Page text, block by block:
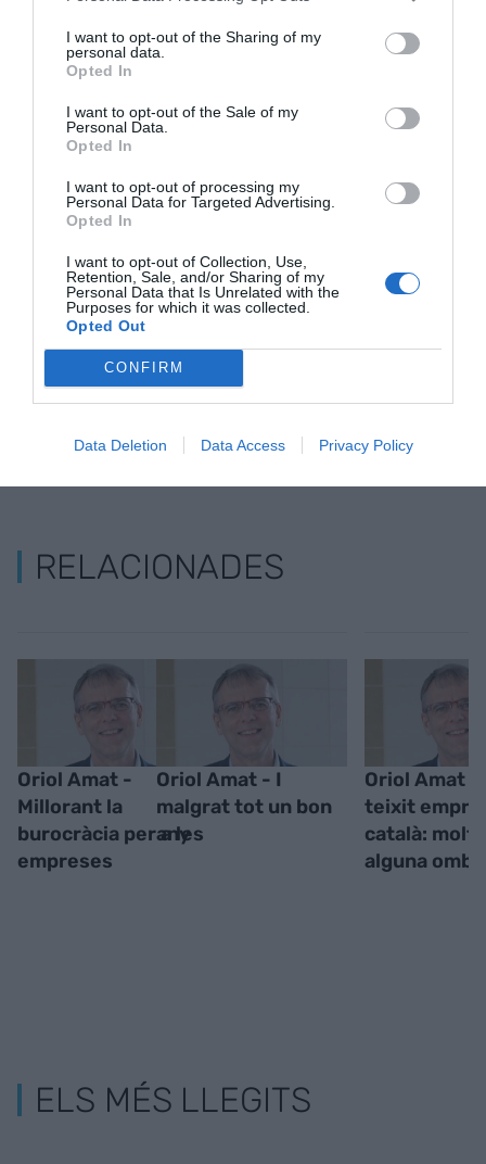
I want to opt-out of the Sharing of my
personal data.
Opted In
I want to opt-out of the Sale of my
Personal Data.
Opted In
I want to opt-out of processing my
Personal Data for Targeted Advertising.
Opted In
I want to opt-out of Collection, Use,
Retention, Sale, and/or Sharing of my
Personal Data that Is Unrelated with the
Purposes for which it was collected.
Opted Out
CONFIRM
Data Deletion Data Access Privacy Policy
guanyar diners i el valor dels actius
exposat, el valor de l’empresa es situaria entre 0,8
i 1 milió d’euros. Però com dèiem al principi, si
dades sobre l’empresa i les seves perspectives de
futur que ens permetran calcular amb més rigor
el seu valor real.
AfegirVIA Empresacom a font preferida de
Google de forma gratuïta
Estigues informat amb les últimes notícies d'actualitat
ACTIVAR ARA
RELACIONADES
Oriol Amat -
Millorant la
burocràcia per a les
empreses
Oriol Amat - I
malgrat tot un bon
any
Oriol Amat -
teixit
català:
alguna
ELS MÉS LLEGITS